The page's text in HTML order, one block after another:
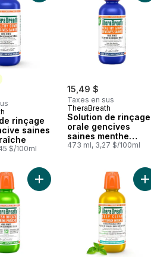
rinçage
saines
$/100ml
15,49 $
Taxes en sus
TheraBreath
Solution de rinçage
orale gencives
saines menthe
fraîche
473 ml, 3,27 $/100ml
de Rinçage Orale au panier
menthe douce au panier
Ajouter Solution de rinçage